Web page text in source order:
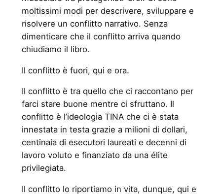
moltissimi modi per descrivere, sviluppare e
risolvere un conflitto narrativo. Senza
dimenticare che il conflitto arriva quando
chiudiamo il libro.
Il conflitto è fuori, qui e ora.
Il conflitto è tra quello che ci raccontano per
farci stare buone mentre ci sfruttano. Il
conflitto è l’ideologia TINA che ci è stata
innestata in testa grazie a milioni di dollari,
centinaia di esecutori laureati e decenni di
lavoro voluto e finanziato da una élite
privilegiata.
Il conflitto lo riportiamo in vita, dunque, qui e